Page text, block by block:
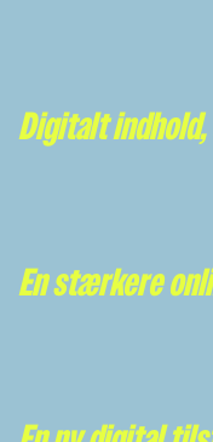
Digitalt
En stærkere